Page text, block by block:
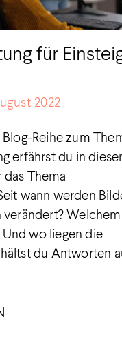
für
2022
Blog-Reihe zum
erfährst du in
das Thema
wann werden
Welchem
wo liegen die
du Antworten